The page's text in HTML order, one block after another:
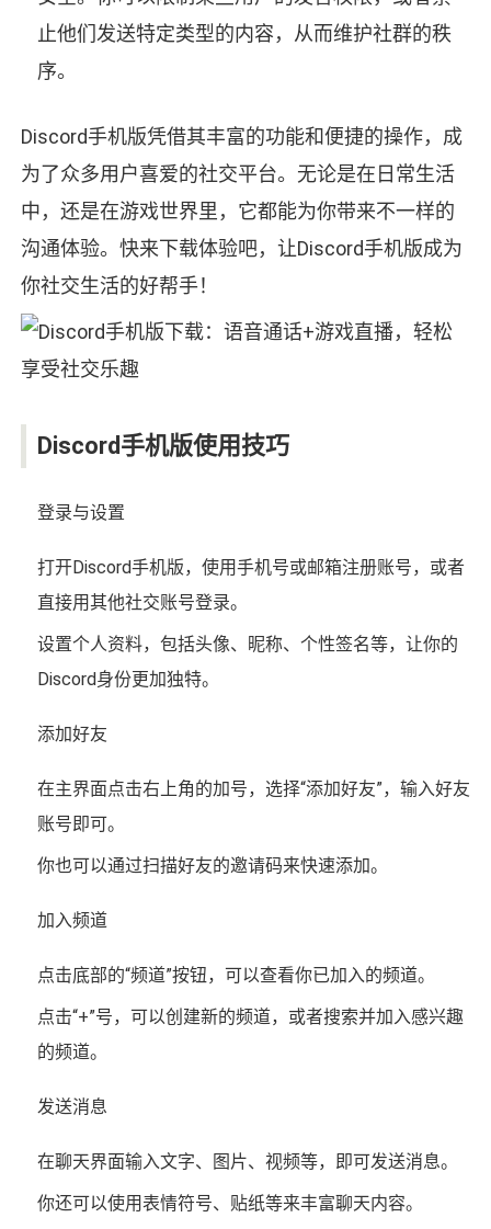
止他们发送特定类型的内容，从而维护社群的秩
序。
Discord手机版凭借其丰富的功能和便捷的操作，成
为了众多用户喜爱的社交平台。无论是在日常生活
中，还是在游戏世界里，它都能为你带来不一样的
沟通体验。快来下载体验吧，让Discord手机版成为
你社交生活的好帮手！
Discord手机版使用技巧
登录与设置
打开Discord手机版，使用手机号或邮箱注册账号，或者
直接用其他社交账号登录。
设置个人资料，包括头像、昵称、个性签名等，让你的
Discord身份更加独特。
添加好友
在主界面点击右上角的加号，选择“添加好友”，输入好友
账号即可。
你也可以通过扫描好友的邀请码来快速添加。
加入频道
点击底部的“频道”按钮，可以查看你已加入的频道。
点击“+”号，可以创建新的频道，或者搜索并加入感兴趣
的频道。
发送消息
在聊天界面输入文字、图片、视频等，即可发送消息。
你还可以使用表情符号、贴纸等来丰富聊天内容。